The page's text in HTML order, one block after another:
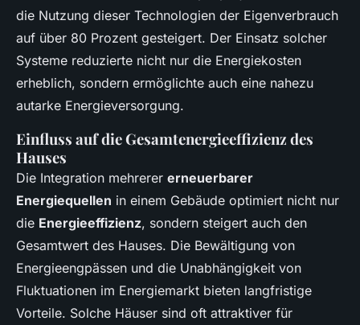
die Nutzung dieser Technologien der Eigenverbrauch
auf über 80 Prozent gesteigert. Der Einsatz solcher
Systeme reduzierte nicht nur die Energiekosten
erheblich, sondern ermöglichte auch eine nahezu
autarke Energieversorgung.
Einfluss auf die Gesamtenergieeffizienz des
Hauses
Die Integration mehrerer erneuerbarer
Energiequellen in einem Gebäude optimiert nicht nur
die Energieeffizienz, sondern steigert auch den
Gesamtwert des Hauses. Die Bewältigung von
Energieengpässen und die Unabhängigkeit von
Fluktuationen im Energiemarkt bieten langfristige
Vorteile. Solche Häuser sind oft attraktiver für